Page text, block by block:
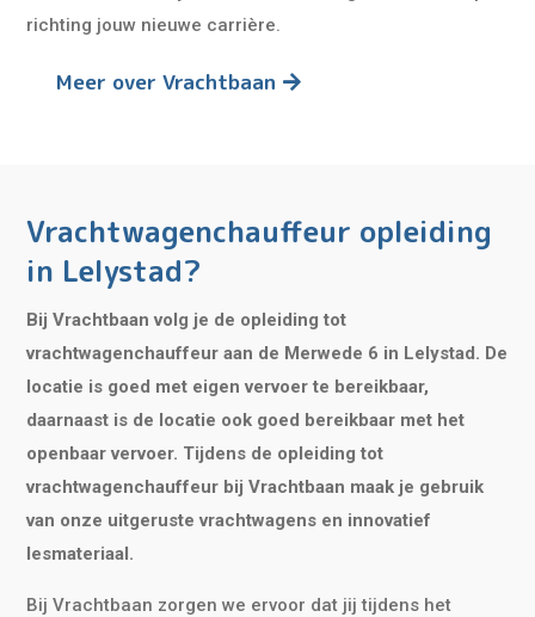
richting jouw nieuwe carrière.
Meer over Vrachtbaan
Vrachtwagenchauffeur opleiding
in Lelystad?
Bij Vrachtbaan volg je de opleiding tot
vrachtwagenchauffeur aan de Merwede 6 in Lelystad. De
locatie is goed met eigen vervoer te bereikbaar,
daarnaast is de locatie ook goed bereikbaar met het
openbaar vervoer. Tijdens de opleiding tot
vrachtwagenchauffeur bij Vrachtbaan maak je gebruik
van onze uitgeruste vrachtwagens en innovatief
lesmateriaal.
Bij Vrachtbaan zorgen we ervoor dat jij tijdens het